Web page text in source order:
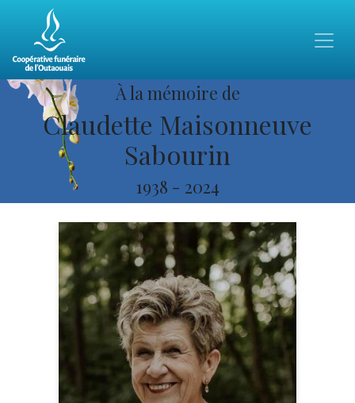
À la mémoire de
Claudette Maisonneuve
Sabourin
1938 - 2024